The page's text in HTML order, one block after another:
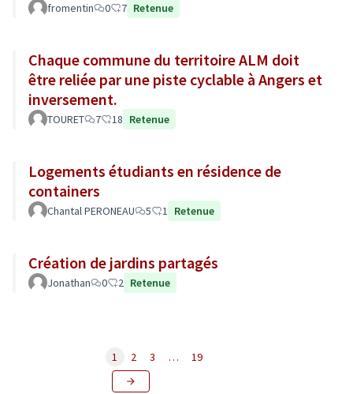
fromentin 0 7 Retenue
Chaque commune du territoire ALM doit
être reliée par une piste cyclable à Angers et
inversement.
TOURET 7 18 Retenue
Logements étudiants en résidence de
containers
Chantal PERONEAU 5 1 Retenue
Création de jardins partagés
Jonathan 0 2 Retenue
1 2 3 … 19